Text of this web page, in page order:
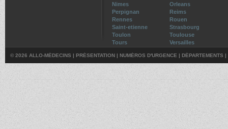
Nimes
Orleans
Perpignan
Reims
Rennes
Rouen
Saint-etienne
Strasbourg
Toulon
Toulouse
Tours
Versailles
© 2026 ALLO-MÉDECINS | PRÉSENTATION | NUMÉROS D'URGENCE | DÉPARTEMENTS |